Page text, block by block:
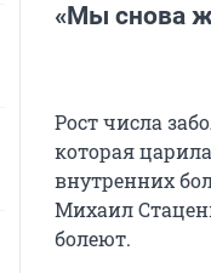
«Мы снова
Рост числа
которая
внутренних
Михаил
болеют.